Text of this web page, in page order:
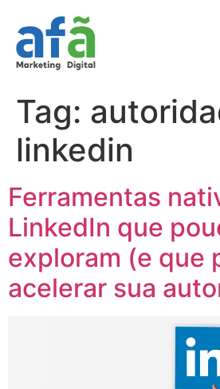
Tag:
linkedin
Ferramentas
LinkedIn que
exploram (e que
acelerar sua